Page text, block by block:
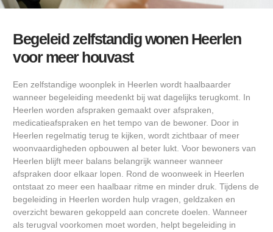
Begeleid zelfstandig wonen Heerlen
voor meer houvast
Een zelfstandige woonplek in Heerlen wordt haalbaarder
wanneer begeleiding meedenkt bij wat dagelijks terugkomt. In
Heerlen worden afspraken gemaakt over afspraken,
medicatieafspraken en het tempo van de bewoner. Door in
Heerlen regelmatig terug te kijken, wordt zichtbaar of meer
woonvaardigheden opbouwen al beter lukt. Voor bewoners van
Heerlen blijft meer balans belangrijk wanneer wanneer
afspraken door elkaar lopen. Rond de woonweek in Heerlen
ontstaat zo meer een haalbaar ritme en minder druk. Tijdens de
begeleiding in Heerlen worden hulp vragen, geldzaken en
overzicht bewaren gekoppeld aan concrete doelen. Wanneer
als terugval voorkomen moet worden, helpt begeleiding in